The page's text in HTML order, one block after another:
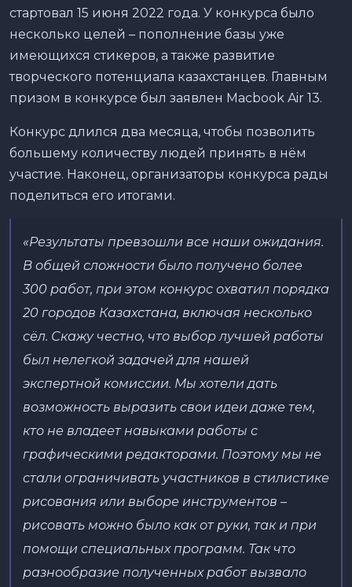
стартовал 15 июня 2022 года. У конкурса было
несколько целей – пополнение базы уже
имеющихся стикеров, а также развитие
творческого потенциала казахстанцев. Главным
призом в конкурсе был заявлен Macbook Air 13.
Конкурс длился два месяца, чтобы позволить
большему количеству людей принять в нём
участие. Наконец, организаторы конкурса рады
поделиться его итогами.
«Результаты превзошли все наши ожидания.
В общей сложности было получено более
300 работ, при этом конкурс охватил порядка
20 городов Казахстана, включая несколько
сёл. Скажу честно, что выбор лучшей работы
был нелегкой задачей для нашей
экспертной комиссии. Мы хотели дать
возможность выразить свои идеи даже тем,
кто не владеет навыками работы с
графическими редакторами. Поэтому мы не
стали ограничивать участников в стилистике
рисования или выборе инструментов –
рисовать можно было как от руки, так и при
помощи специальных программ. Так что
разнообразие полученных работ вызвало